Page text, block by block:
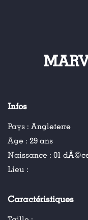
Infos
Pays : Angleterre
Age : 29 ans
Naissance : 01
Lieu :
Caractéristiques